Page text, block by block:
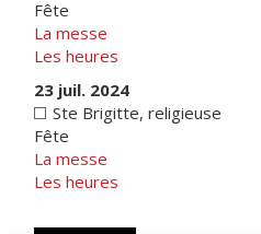
Fête
La messe
Les heures
23 juil. 2024
Ste Brigitte, religieuse
Fête
La messe
Les heures